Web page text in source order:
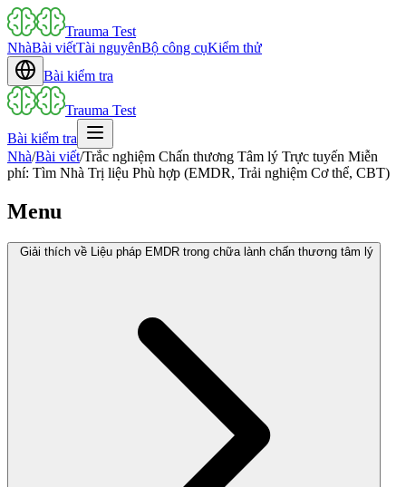
Trauma Test
NhàBài viếtTài nguyênBộ công cụKiểm thử
Bài kiểm tra
Trauma Test
Bài kiểm tra
Nhà/Bài viết/Trắc nghiệm Chấn thương Tâm lý Trực tuyến Miễn
phí: Tìm Nhà Trị liệu Phù hợp (EMDR, Trải nghiệm Cơ thể, CBT)
Menu
Giải thích về Liệu pháp EMDR trong chữa lành chấn thương tâm lý